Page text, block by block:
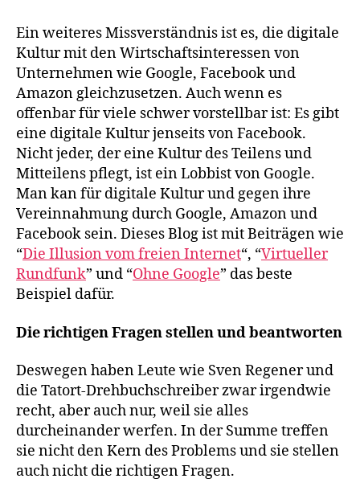
Ein weiteres Missverständnis ist es, die digitale
Kultur mit den Wirtschaftsinteressen von
Unternehmen wie Google, Facebook und
Amazon gleichzusetzen. Auch wenn es
offenbar für viele schwer vorstellbar ist: Es gibt
eine digitale Kultur jenseits von Facebook.
Nicht jeder, der eine Kultur des Teilens und
Mitteilens pflegt, ist ein Lobbist von Google.
Man kan für digitale Kultur und gegen ihre
Vereinnahmung durch Google, Amazon und
Facebook sein. Dieses Blog ist mit Beiträgen wie
“Die Illusion vom freien Internet“, “Virtueller
Rundfunk” und “Ohne Google” das beste
Beispiel dafür.
Die richtigen Fragen stellen und beantworten
Deswegen haben Leute wie Sven Regener und
die Tatort-Drehbuchschreiber zwar irgendwie
recht, aber auch nur, weil sie alles
durcheinander werfen. In der Summe treffen
sie nicht den Kern des Problems und sie stellen
auch nicht die richtigen Fragen.